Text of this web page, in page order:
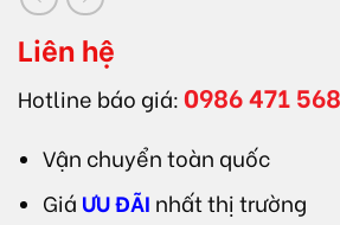
Liên hệ
Hotline báo giá:0986 471 568
Vận chuyển toàn quốc
Giá ƯU ĐÃI nhất thị trường